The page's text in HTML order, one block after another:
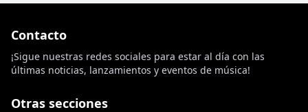
Contacto
¡Sigue nuestras redes sociales para estar al día con las
últimas noticias, lanzamientos y eventos de música!
Otras secciones